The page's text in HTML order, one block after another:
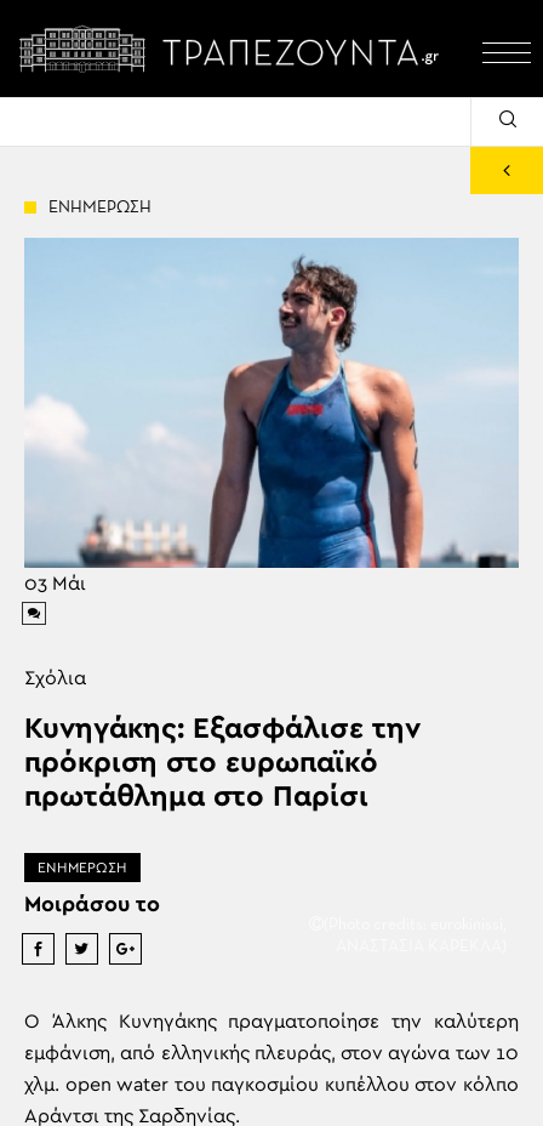
ΕΝΗΜΕΡΩΣΗ
03 Μάι
Σχόλια
Κυνηγάκης: Εξασφάλισε την
πρόκριση στο ευρωπαϊκό
πρωτάθλημα στο Παρίσι
ΕΝΗΜΕΡΩΣΗ
Μοιράσου το
O Άλκης Κυνηγάκης πραγματοποίησε την καλύτερη
εμφάνιση, από ελληνικής πλευράς, στον αγώνα των 10
χλμ. open water του παγκοσμίου κυπέλλου στον κόλπο
Αράντσι της Σαρδηνίας.